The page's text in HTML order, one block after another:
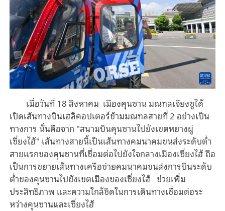
เมื่อวันที่ 18 สิงหาคม เมืองคุนซาน มณฑลเจียงซูได้
เปิดเส้นทางบินเฮลิคอปเตอร์ข้ามมณฑลสายที่ 2 อย่างเป็น
ทางการ นั่นคือจาก "สนามบินคุนซานไปยังเขตหยางผู่
เซี่ยงไฮ้" เส้นทางสายนี้เป็นเส้นทางคมนาคมขนส่งระดับต่ำ
สายแรกของคุนซานที่เชื่อมต่อไปยังใจกลางเมืองเซี่ยงไฮ้ ถือ
เป็นการขยายเส้นทางเครือข่ายคมนาคมขนส่งการบินระดับ
ต่ำของคุนซานไปยังเขตเมืองของเซี่ยงไฮ้ ช่วยเพิ่ม
ประสิทธิภาพ และความใกล้ชิดในการเดินทางเชื่อมต่อระ
หว่างคุนซานและเซี่ยงไฮ้